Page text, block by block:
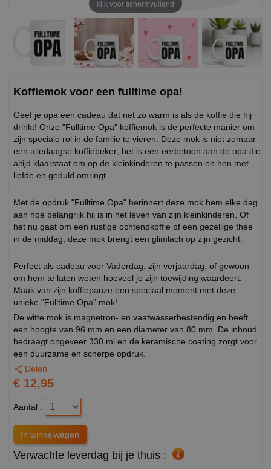
klik voor schermvullend
Koffiemok voor een fulltime opa!
Geef je opa een cadeau dat net zo warm is als de koffie die hij
drinkt! Onze "Fulltime Opa" koffiemok is de perfecte manier om
zijn speciale rol in de familie te vieren. Deze mok is niet zomaar
een alledaagse koffiebeker; het is een eerbetoon aan de opa die
altijd klaarstaat om op de kleinkinderen te passen en hen met
liefde en geduld omringt.
Met de opdruk "Fulltime Opa" herinnert deze mok hem elke dag
aan hoe belangrijk hij is in het leven van zijn kleinkinderen. Of
het nu gaat om een rustige ochtendkoffie of een gezellige thee
in de middag, deze mok brengt een glimlach op zijn gezicht.
Perfect als cadeau voor Vaderdag, zijn verjaardag, of gewoon
om hem te laten weten hoeveel je zijn toewijding waardeert.
Maak van zijn koffiepauze een speciaal moment met deze
unieke "Fulltime Opa" mok!
De witte mok is magnetron- en vaatwasserbestendig en heeft
een hoogte van 96 mm en een diameter van 80 mm. De inhoud
bedraagt ongeveer 330 ml en de keramische coating zorgt voor
een duurzame en scherpe opdruk.
Delen
€ 12,95
Aantal :
Verwachte leverdag bij je thuis :